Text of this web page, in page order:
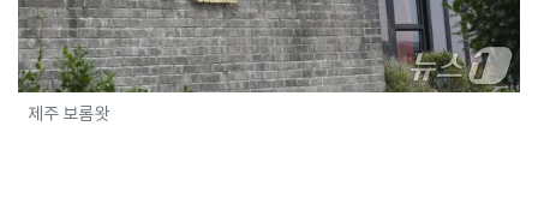
제주 보롬왓